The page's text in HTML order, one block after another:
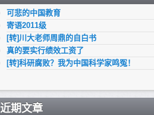
可悲的中国教育
寄语2011级
[转]川大老师周鼎的自白书
真的要实行绩效工资了
[转]科研腐败？我为中国科学家鸣冤！
近期文章